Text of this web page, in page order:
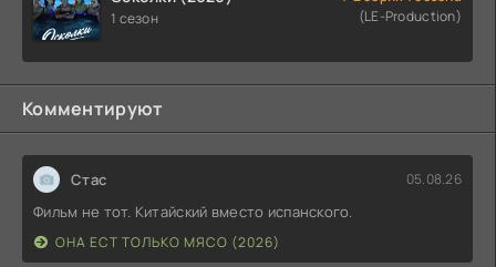
1 сезон
(LE-Production)
Комментируют
Стас 05.08.26
Фильм не тот. Китайский вместо испанского.
ОНА ЕСТ ТОЛЬКО МЯСО (2026)